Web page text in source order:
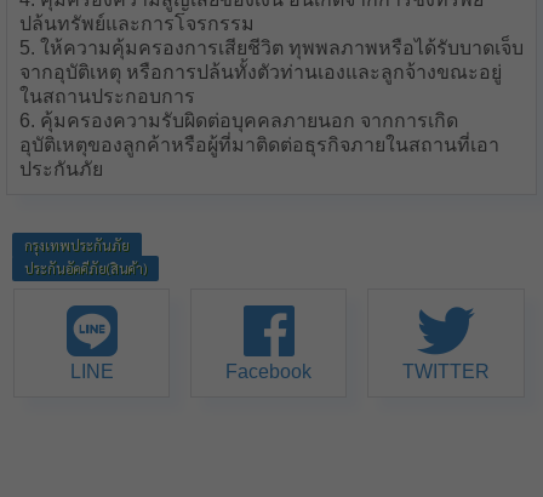
ปล้นทรัพย์และการโจรกรรม
5. ให้ความคุ้มครองการเสียชีวิต ทุพพลภาพหรือได้รับบาดเจ็บ
จากอุบัติเหตุ หรือการปล้นทั้งตัวท่านเองและลูกจ้างขณะอยู่
ในสถานประกอบการ
6. คุ้มครองความรับผิดต่อบุคคลภายนอก จากการเกิด
อุบัติเหตุของลูกค้าหรือผู้ที่มาติดต่อธุรกิจภายในสถานที่เอา
ประกันภัย
กรุงเทพประกันภัย
ประกันอัคคีภัย(สินค้า)
LINE Facebook TWITTER